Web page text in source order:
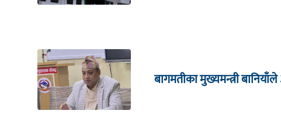
बागमतीका मुख्यमन्त्री